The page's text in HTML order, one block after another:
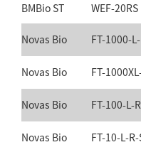
BMBio ST WEF-20RS
Novas Bio FT-1000-
Novas Bio FT-
Novas Bio FT-100-L-
Novas Bio FT-10-L-R-